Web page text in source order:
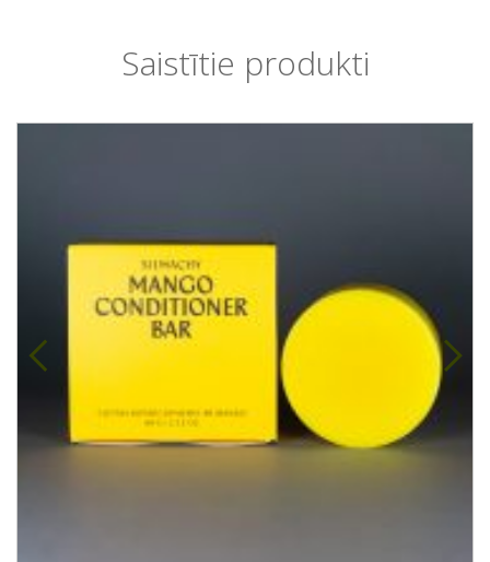
Saistītie produkti